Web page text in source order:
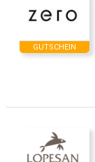
GUTSCHEIN